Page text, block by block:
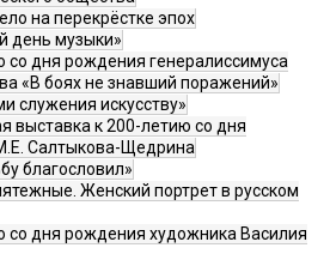
на перекрёстке эпох
день музыки»
со дня рождения генералиссимуса
«В боях не знавший поражений»
служения искусству»
выставка к 200-летию со дня
Салтыкова-Щедрина
благословил»
Женский портрет в русском
со дня рождения художника Василия